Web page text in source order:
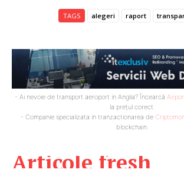
Articole fresh
TAGS alegeri raport
- Ai nevoie de transport aeroport in Anglia? Încearcă
la prețul corect.
- Companie specializata in tranzactionarea de
blockchain.